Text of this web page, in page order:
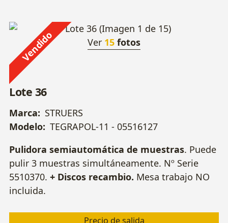
Vendido Ver 15 fotos
Lote 36
Marca: STRUERS
Modelo: TEGRAPOL-11 - 05516127
Pulidora semiautomática de muestras. Puede
pulir 3 muestras simultáneamente. Nº Serie
5510370. + Discos recambio. Mesa trabajo NO
incluida.
Precio de salida